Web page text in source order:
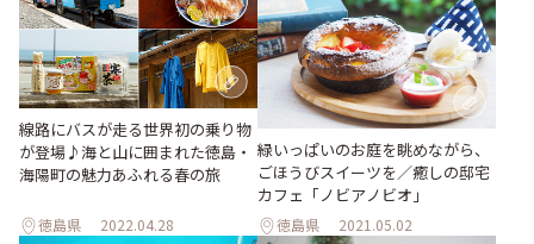
線路にバスが走る世界初の乗り物
が登場♪海と山に囲まれた徳島・
海陽町の魅力あふれる春の旅
徳島県 2022.04.28
緑いっぱいのお庭を眺めながら、
ごほうびスイーツを／癒しの邸宅
カフェ「ノビアノビオ」
徳島県 2021.05.02